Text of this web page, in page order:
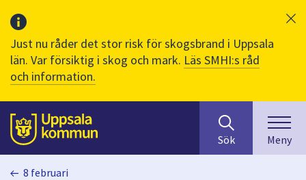
Just nu råder det stor risk för skogsbrand i Uppsala
län. Var försiktig i skog och mark. Läs SMHI:s råd
och information.
Till sidans
huvudinnehåll
efter
innehåll
på
Sök Meny
8 februari